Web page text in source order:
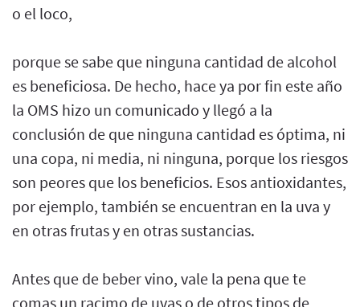
o el loco,
porque se sabe que ninguna cantidad de alcohol
es beneficiosa. De hecho, hace ya por fin este año
la OMS hizo un comunicado y llegó a la
conclusión de que ninguna cantidad es óptima, ni
una copa, ni media, ni ninguna, porque los riesgos
son peores que los beneficios. Esos antioxidantes,
por ejemplo, también se encuentran en la uva y
en otras frutas y en otras sustancias.
Antes que de beber vino, vale la pena que te
comas un racimo de uvas o de otros tipos de